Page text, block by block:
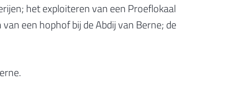
het exploiteren van een Proeflokaal
een hophof bij de Abdij van Berne; de